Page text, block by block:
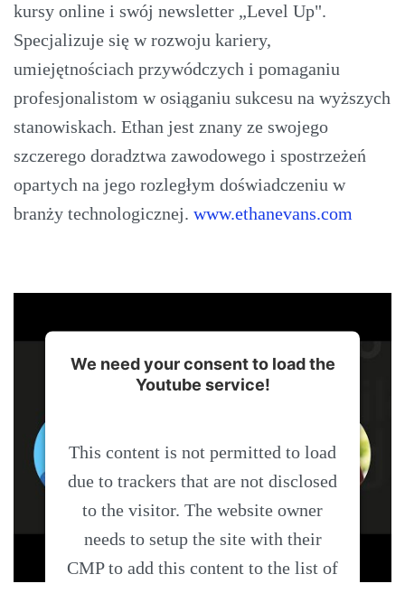
kursy online i swój newsletter „Level Up".
Specjalizuje się w rozwoju kariery,
umiejętnościach przywódczych i pomaganiu
profesjonalistom w osiąganiu sukcesu na wyższych
stanowiskach. Ethan jest znany ze swojego
szczerego doradztwa zawodowego i spostrzeżeń
opartych na jego rozległym doświadczeniu w
branży technologicznej. www.ethanevans.com
We need your consent to load the
Youtube service!
This content is not permitted to load
due to trackers that are not disclosed
to the visitor. The website owner
needs to setup the site with their
CMP to add this content to the list of